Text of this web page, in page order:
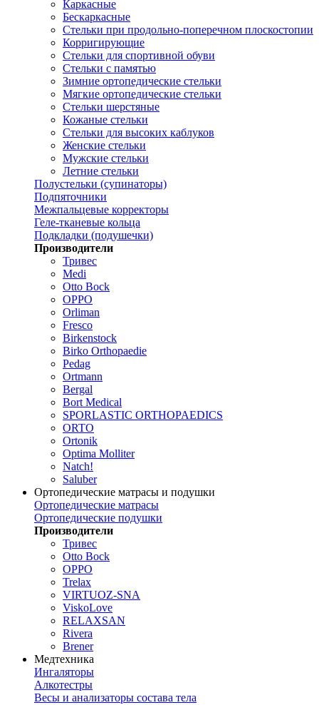
Каркасные
Бескаркасные
Стельки при продольно-поперечном плоскостопии
Корригирующие
Стельки для спортивной обуви
Стельки с памятью
Зимние ортопедические стельки
Мягкие ортопедические стельки
Стельки шерстяные
Кожаные стельки
Стельки для высоких каблуков
Женские стельки
Мужские стельки
Летние стельки
Полустельки (супинаторы)
Подпяточники
Межпальцевые корректоры
Геле-тканевые кольца
Подкладки (подушечки)
Производители
Тривес
Medi
Otto Bock
OPPO
Orliman
Fresco
Birkenstock
Birko Orthopaedie
Pedag
Ortmann
Bergal
Bort Medical
SPORLASTIC ORTHOPAEDICS
ORTO
Ortonik
Optima Molliter
Natch!
Saluber
Ортопедические матрасы и подушки
Ортопедические матрасы
Ортопедические подушки
Производители
Тривес
Otto Bock
OPPO
Trelax
VIRTUOZ-SNA
ViskoLove
RELAXSAN
Rivera
Brener
Медтехника
Ингаляторы
Алкотестры
Весы и анализаторы состава тела